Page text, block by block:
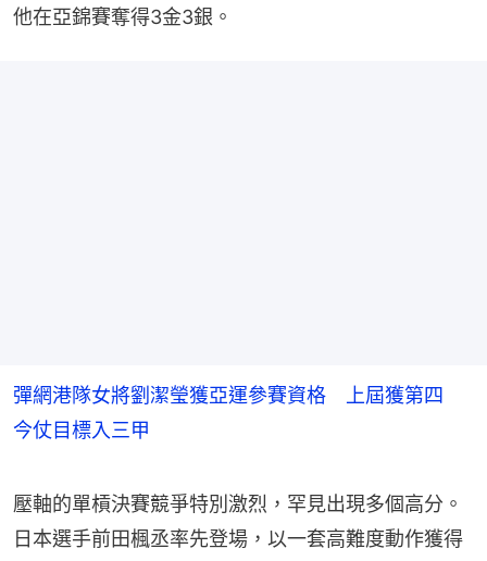
他在亞錦賽奪得3金3銀。
彈網港隊女將劉潔瑩獲亞運參賽資格 上屆獲第四
今仗目標入三甲
壓軸的單槓決賽競爭特別激烈，罕見出現多個高分。
日本選手前田楓丞率先登場，以一套高難度動作獲得